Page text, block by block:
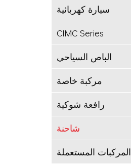
سيارة كهربائية
CIMC Series
الباص السياحي
مركبة خاصة
رافعة شوكية
شاحنة
المركبات المستعملة